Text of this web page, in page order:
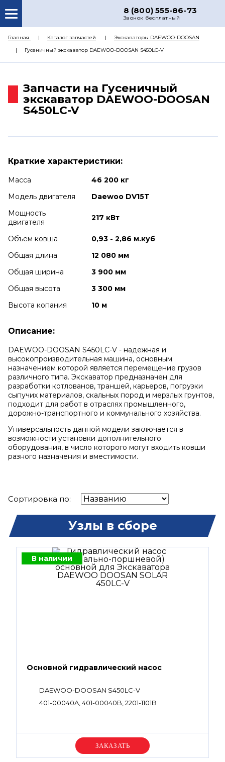
8 (800) 555-86-73
Звонок бесплатный
О НАС
КАТАЛОГ ЗАПЧАСТЕЙ
ДОСТАВКА
Главная Каталог запчастей
Экскаваторы DAEWOO-DOOSAN
Гусеничный экскаватор DAEWOO-DOOSAN S450LC-V
Запчасти на Гусеничный
экскаватор DAEWOO-DOOSAN
S450LC-V
Краткие характеристики:
Масса
46 200 кг
Модель двигателя
Daewoo DV15T
Мощность
двигателя
217 кВт
Объем ковша
0,93 - 2,86 м.куб
Общая длина
12 080 мм
Общая ширина
3 900 мм
Общая высота
3 300 мм
Высота копания
10 м
Описание:
DAEWOO-DOOSAN S450LC-V - надежная и
высокопроизводительная машина, основным
назначением которой является перемещение грузов
различного типа. Экскаватор предназначен для
разработки котлованов, траншей, карьеров, погрузки
сыпучих материалов, скальных пород и мерзлых грунтов,
подходит для работ в отраслях промышленного,
дорожно-транспортного и коммунального хозяйства.
Универсальность данной модели заключается в
возможности установки дополнительного
оборудования, в число которого могут входить ковши
разного назначения и вместимости.
Сортировка по:
Узлы в сборе
В наличии
Основной гидравлический насос
DAEWOO-DOOSAN S450LC-V
401-00040A, 401-00040B, 2201-1101B
Уточняйте цену